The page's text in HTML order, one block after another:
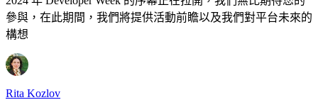
參與，在此期間，我們將提供活動前瞻以及我們對平台未來的
構想
Rita Kozlov